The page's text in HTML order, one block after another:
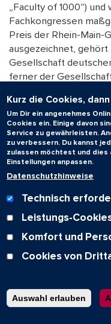
„Faculty of 1000“)
Fachkongressen
Preis der Rhein-
ausgezeichnet,
Gesellschaft
ferner der
amerikanischen
Academia Europaea.
renommierte
„Leopoldina“, wo sie
Sektion Physiologie
bedeutende Aufgaben
Text: Dr. Wolfgang
Kurz die Cookies,
Um Dir ein angenehmes
Cookies ein. Einige davon
Service zu gewährleisten.
zu verbessern. Du kannst
zulassen möchtest und dies
Einstellungen anpassen.
Datenschutzhinweise
Technisch
Leistungs-
Komfort und
Cookies von
Auswahl erlauben